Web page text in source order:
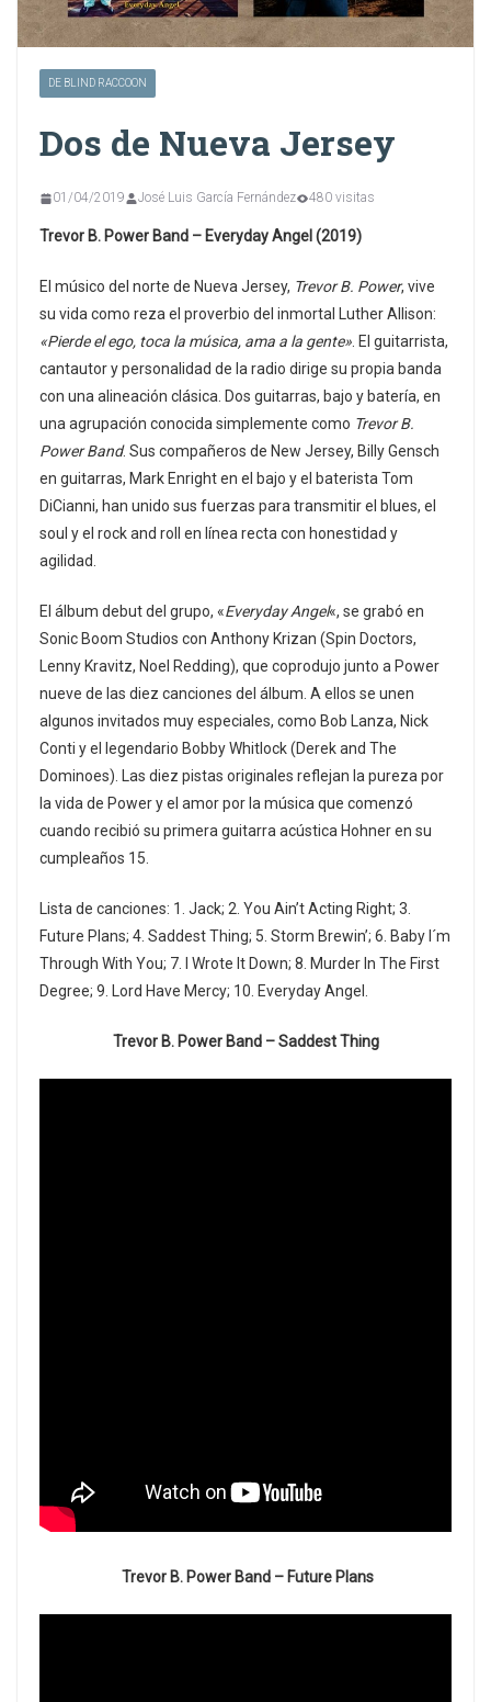
DE BLIND RACCOON
Dos de Nueva Jersey
01/04/2019 José Luis García Fernández 480 visitas
Trevor B. Power Band – Everyday Angel (2019)
El músico del norte de Nueva Jersey, Trevor B. Power, vive
su vida como reza el proverbio del inmortal Luther Allison:
«Pierde el ego, toca la música, ama a la gente». El guitarrista,
cantautor y personalidad de la radio dirige su propia banda
con una alineación clásica. Dos guitarras, bajo y batería, en
una agrupación conocida simplemente como Trevor B.
Power Band. Sus compañeros de New Jersey, Billy Gensch
en guitarras, Mark Enright en el bajo y el baterista Tom
DiCianni, han unido sus fuerzas para transmitir el blues, el
soul y el rock and roll en línea recta con honestidad y
agilidad.
El álbum debut del grupo, «Everyday Angel«, se grabó en
Sonic Boom Studios con Anthony Krizan (Spin Doctors,
Lenny Kravitz, Noel Redding), que coprodujo junto a Power
nueve de las diez canciones del álbum. A ellos se unen
algunos invitados muy especiales, como Bob Lanza, Nick
Conti y el legendario Bobby Whitlock (Derek and The
Dominoes). Las diez pistas originales reflejan la pureza por
la vida de Power y el amor por la música que comenzó
cuando recibió su primera guitarra acústica Hohner en su
cumpleaños 15.
Lista de canciones: 1. Jack; 2. You Ain’t Acting Right; 3.
Future Plans; 4. Saddest Thing; 5. Storm Brewin’; 6. Baby I´m
Through With You; 7. I Wrote It Down; 8. Murder In The First
Degree; 9. Lord Have Mercy; 10. Everyday Angel.
Trevor B. Power Band – Saddest Thing
Trevor B. Power Band – Future Plans